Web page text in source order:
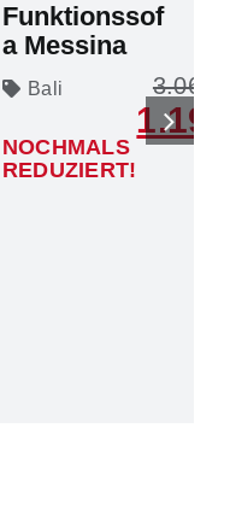
Funktionssof
a Messina
Bali 3.068
NOCHMALS
REDUZIERT!
1.199